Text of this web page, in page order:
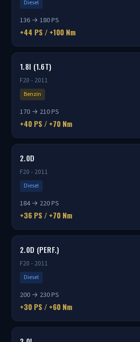
Diesel
136 → 180 PS
+44 PS / +100 Nm
1.8I (1.6T)
F20 - 2011
Benzin
170 → 210 PS
+40 PS / +70 Nm
2.0D
F20 - 2011
Diesel
184 → 220 PS
+36 PS / +70 Nm
2.0D (PERF.)
F20 - 2011
Diesel
200 → 230 PS
+30 PS / +60 Nm